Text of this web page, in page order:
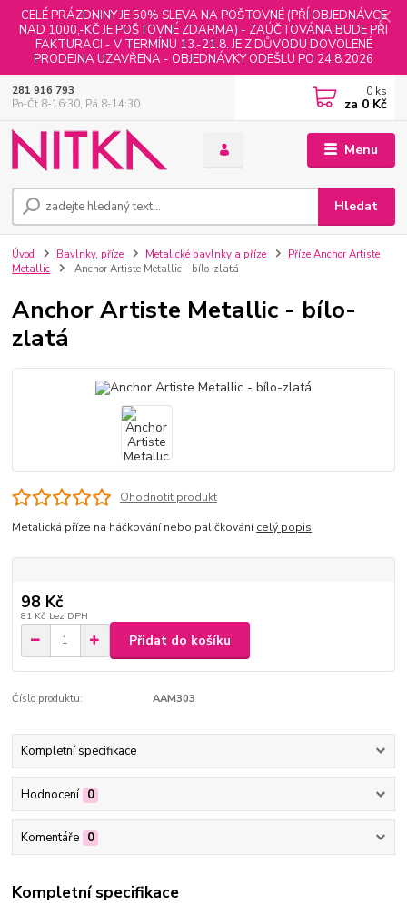
CELÉ PRÁZDNINY JE 50% SLEVA NA POŠTOVNÉ (PŘÍ OBJEDNÁVCE
NAD 1000,-KČ JE POŠTOVNÉ ZDARMA) - ZAÚČTOVÁNA BUDE PŘI
FAKTURACI - V TERMÍNU 13.-21.8. JE Z DŮVODU DOVOLENÉ
PRODEJNA UZAVŘENA - OBJEDNÁVKY ODEŠLU PO 24.8.2026
Menu
Hledat
281 916 793
Po-Čt 8-16:30, Pá 8-14:30
0 ks
za 0 Kč
Úvod Bavlnky, příze Metalické bavlnky a příze
Příze Anchor Artiste
Metallic
Anchor Artiste Metallic - bílo-zlatá
Anchor Artiste Metallic - bílo-
zlatá
Ohodnotit produkt
Metalická příze na háčkování nebo paličkovánícelý popis
98 Kč
81 Kč bez DPH
Přidat do košíku
Číslo produktu: AAM303
Kompletní specifikace
Hodnocení 0
Komentáře 0
Kompletní specifikace